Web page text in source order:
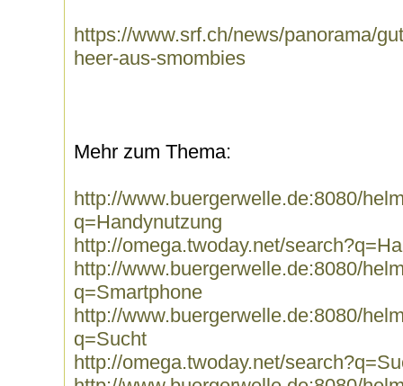
https://www.srf.ch/news/panorama/
heer-aus-smombies
Mehr zum Thema:
http://www.buergerwelle.de:8080/
q=Handynutzung
http://omega.twoday.net/
http://www.buergerwelle.de:8080/
q=Smartphone
http://www.buergerwelle.de:8080/
q=Sucht
http://omega.twoday.net/